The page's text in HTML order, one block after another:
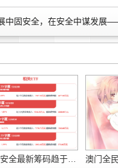
松原安全最新筹码趋于集中